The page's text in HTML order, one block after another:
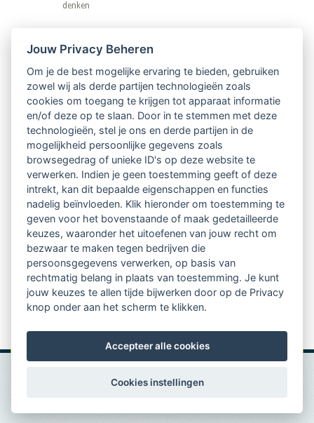
denken
Nieuwsbrief
Ontvang 10 x per jaar de LVSC-
relatienieuwsbrief met o.a.:
vrij toegankelijke TsvB-artikelen
nieuws op het vlak van professioneel
begeleiden
informatie over LVSC-activiteiten
Aanmelden nieuwsbrief
Jouw Privacy Beheren
Om je de best mogelijke ervaring te bieden, gebruiken
zowel wij als derde partijen technologieën zoals
cookies om toegang te krijgen tot apparaat informatie
en/of deze op te slaan. Door in te stemmen met deze
technologieën, stel je ons en derde partijen in de
mogelijkheid persoonlijke gegevens zoals
browsegedrag of unieke ID's op deze website te
verwerken. Indien je geen toestemming geeft of deze
intrekt, kan dit bepaalde eigenschappen en functies
nadelig beïnvloeden. Klik hieronder om toestemming te
geven voor het bovenstaande of maak gedetailleerde
keuzes, waaronder het uitoefenen van jouw recht om
bezwaar te maken tegen bedrijven die
persoonsgegevens verwerken, op basis van
rechtmatig belang in plaats van toestemming. Je kunt
jouw keuzes te allen tijde bijwerken door op de Privacy
knop onder aan het scherm te klikken.
Accepteer alle cookies
Cookies instellingen